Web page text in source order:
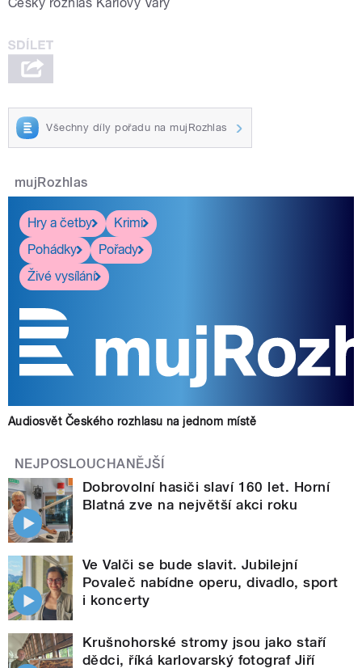
Všechny díly pořadu na mujRozhlas
mujRozhlas
Hry a četby
Krimi
Pohádky
Pořady
Živé vysílání
Audiosvět Českého rozhlasu na jednom místě
NEJPOSLOUCHANĚJŠÍ
Dobrovolní hasiči slaví 160 let. Horní
Blatná zve na největší akci roku
Ve Valči se bude slavit. Jubilejní
Povaleč nabídne operu, divadlo, sport
i koncerty
Krušnohorské stromy jsou jako staří
dědci, říká karlovarský fotograf Jiří